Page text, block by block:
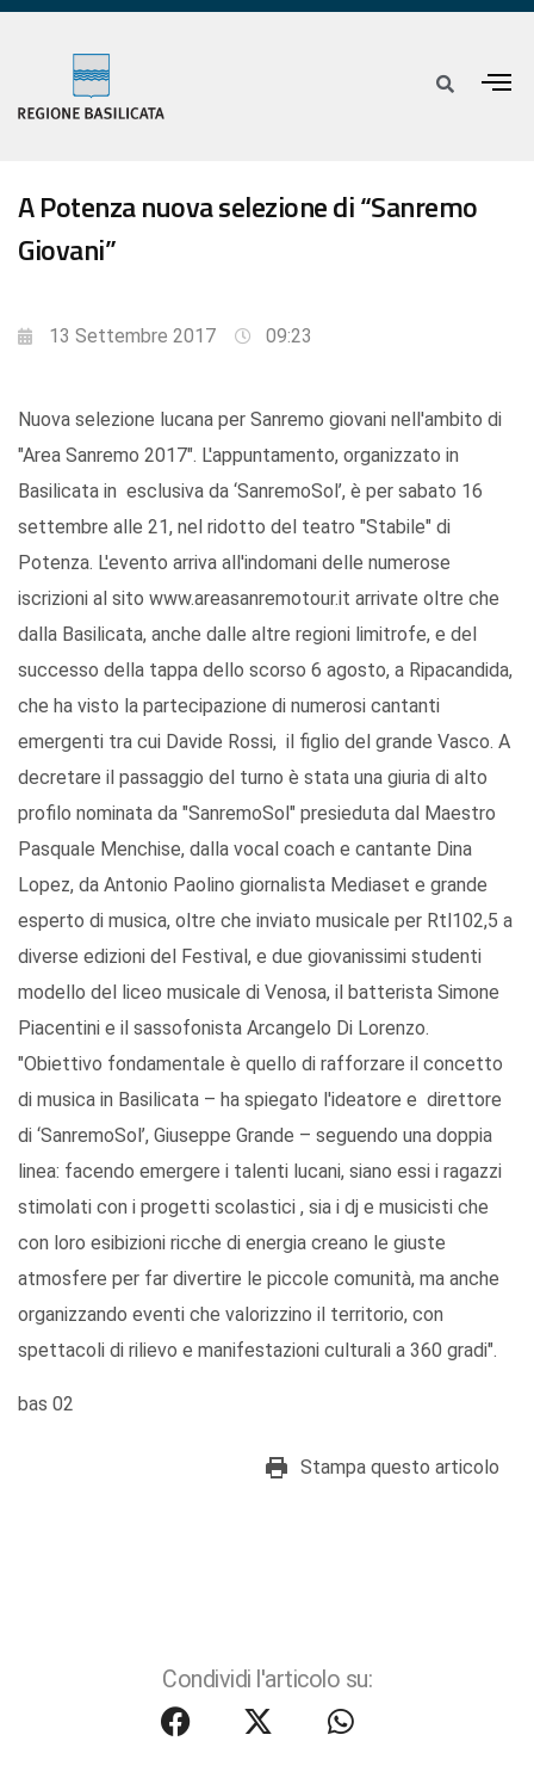
A Potenza nuova selezione di “Sanremo
Giovani”
13 Settembre 2017 09:23
Nuova selezione lucana per Sanremo giovani nell'ambito di
"Area Sanremo 2017". L'appuntamento, organizzato in
Basilicata in esclusiva da ‘SanremoSol’, è per sabato 16
settembre alle 21, nel ridotto del teatro "Stabile" di
Potenza. L'evento arriva all'indomani delle numerose
iscrizioni al sito www.areasanremotour.it arrivate oltre che
dalla Basilicata, anche dalle altre regioni limitrofe, e del
successo della tappa dello scorso 6 agosto, a Ripacandida,
che ha visto la partecipazione di numerosi cantanti
emergenti tra cui Davide Rossi, il figlio del grande Vasco. A
decretare il passaggio del turno è stata una giuria di alto
profilo nominata da "SanremoSol" presieduta dal Maestro
Pasquale Menchise, dalla vocal coach e cantante Dina
Lopez, da Antonio Paolino giornalista Mediaset e grande
esperto di musica, oltre che inviato musicale per Rtl102,5 a
diverse edizioni del Festival, e due giovanissimi studenti
modello del liceo musicale di Venosa, il batterista Simone
Piacentini e il sassofonista Arcangelo Di Lorenzo.
"Obiettivo fondamentale è quello di rafforzare il concetto
di musica in Basilicata – ha spiegato l'ideatore e direttore
di ‘SanremoSol’, Giuseppe Grande – seguendo una doppia
linea: facendo emergere i talenti lucani, siano essi i ragazzi
stimolati con i progetti scolastici , sia i dj e musicisti che
con loro esibizioni ricche di energia creano le giuste
atmosfere per far divertire le piccole comunità, ma anche
organizzando eventi che valorizzino il territorio, con
spettacoli di rilievo e manifestazioni culturali a 360 gradi".
bas 02
Stampa questo articolo
Condividi l'articolo su: